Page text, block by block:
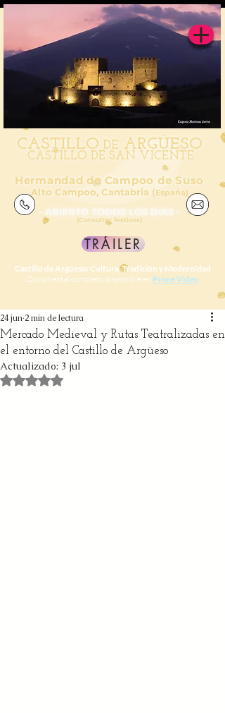
CASTILLO DE ARGÜESO
CASTILLO DE SAN VICENTE
Hermandad de Campoo de Suso
Alto Campoo, Cantabria (España)
- ABIERTO TODOS LOS DÍAS -
(Consultar festivos)
TRÁILER
Castillo de Argüeso: Cultura, Tradición y Modernidad
Documental completo disponible en Prime Video
Mercado Medieval y Rutas Teatralizadas en
el entorno del Castillo de Argüeso
24 jun 2 min de lectura
Actualizado: 3 jul
Obtuvo NaN de 5 estrellas.